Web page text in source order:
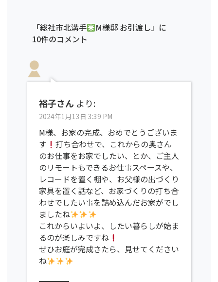
「総社市北溝手
M様邸 お引渡し」に
10件のコメント
裕子さん より:
2024年1月13日 3:39 PM
M様、お家の完成、おめでとうございま
す
打ち合わせで、これからの奥さん
のお仕事をお家でしたい、とか、ご主人
のリモートもできるお仕事スペースや、
レコードを置く棚や、お父様の出づくり
家具を置く話など、お家づくりの打ち合
わせでしたい事を詰め込んだお家がでし
ましたね
これからいよいよ、したい暮らしが始ま
るのが楽しみですね
ぜひお庭が完成さたら、見せてください
ね